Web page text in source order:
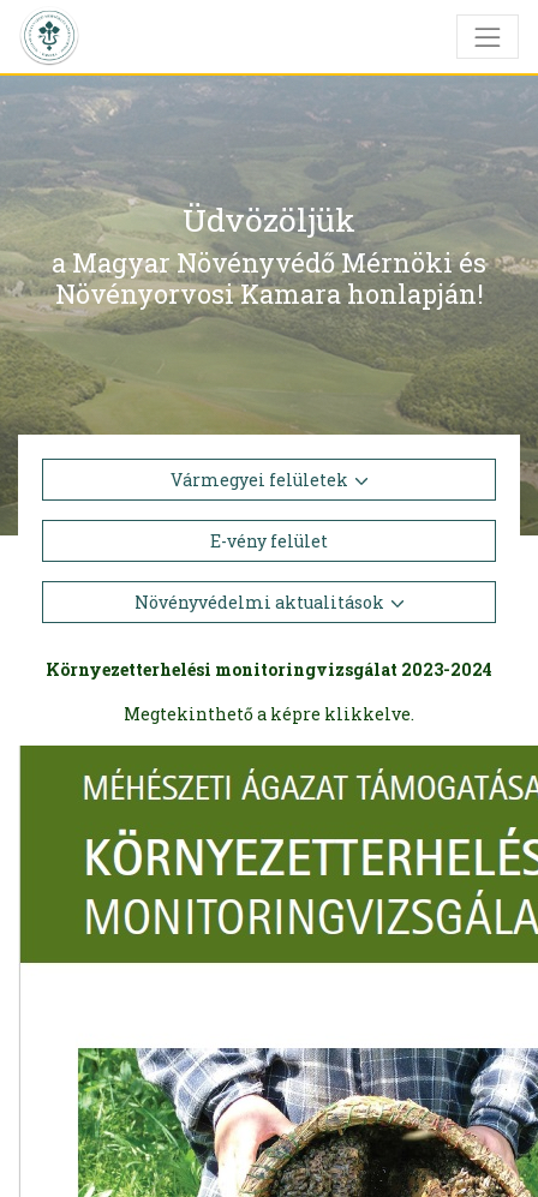
Üdvözöljük
a Magyar Növényvédő Mérnöki és
Növényorvosi Kamara honlapján!
Vármegyei felületek
E-vény felület
Növényvédelmi aktualitások
Környezetterhelési monitoringvizsgálat 2023-2024
Megtekinthető a képre klikkelve.